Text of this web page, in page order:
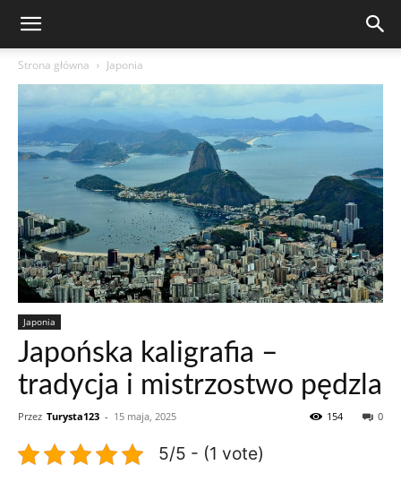
Strona główna Japonia
Japonia
Japońska kaligrafia –
tradycja i mistrzostwo pędzla
Przez Turysta123 - 15 maja, 2025 0
154
5/5 - (1 vote)